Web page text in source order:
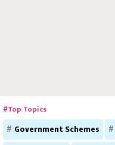
#Top Topics
Government Schemes